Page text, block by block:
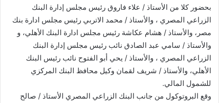
بحضور كلا من الأستاذ / علاء فاروق رئيس مجلس إدارة البنك
الزراعي المصري ، والأستاذ / محمد الاتربي رئيس مجلس ادارة بنك
مصر، والأستاذ / هشام عكاشة رئيس مجلس ادارة البنك الأهلي، و
والأستاذ / سامي عبد الصادق نائب رئيس مجلس إدارة البنك
الزراعي المصري ، والأستاذ / يحي أبو الفتوح نائب رئيس البنك
الأهلي، والأستاذ / شريف لقمان وكيل محافظ البنك المركزي
للشمول المالي.
وقع البروتوكول من جانب البنك الزراعي المصري الأستاذ / صالح